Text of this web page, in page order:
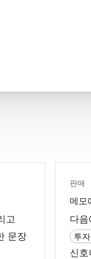
고
문장
판매
메모
다
투
신